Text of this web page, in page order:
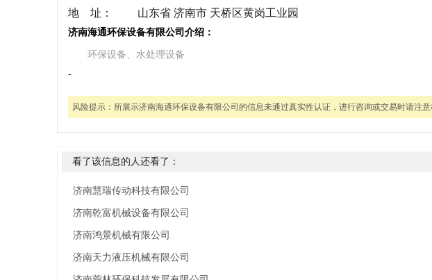
地 址： 山东省 济南市 天桥区黄岗工业园
济南海通环保设备有限公司介绍：
环保设备、水处理设备
-
风险提示： 所展示济南海通环保设备有限公司的信息未通过真实性认证，进行咨询或交易时请注
看了该信息的人还看了：
济南慧瑞传动科技有限公司
济南乾富机械设备有限公司
济南鸿景机械有限公司
济南天力液压机械有限公司